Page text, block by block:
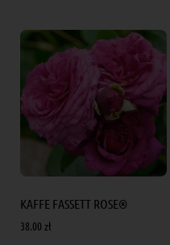
KAFFE FASSETT ROSE®
38.00 zł